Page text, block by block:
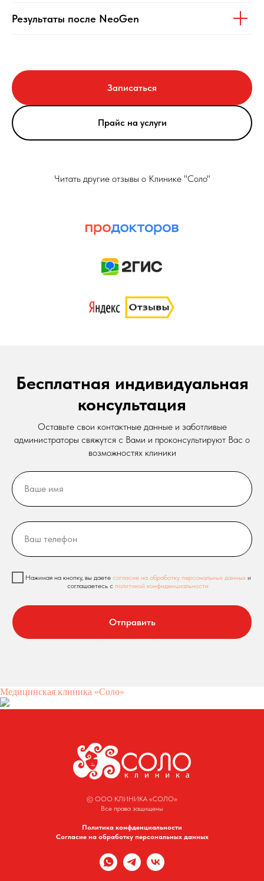
Результаты после NeoGen
Записаться
Прайс на услуги
Читать другие отзывы о Клинике "Соло"
Бесплатная индивидуальная
консультация
Оставьте свои контактные данные и заботливые
администраторы свяжутся с Вами и проконсультируют Вас о
возможностях клиники
Нажимая на кнопку, вы даете согласие на обработку персональных данных и
соглашаетесь c политикой конфиденциальности
Отправить
Медицинская клиника «Соло»
© ООО КЛИНИКА «СОЛО»
Все права защищены
Политика конфденциальности
Согласие на обработку персональных данных